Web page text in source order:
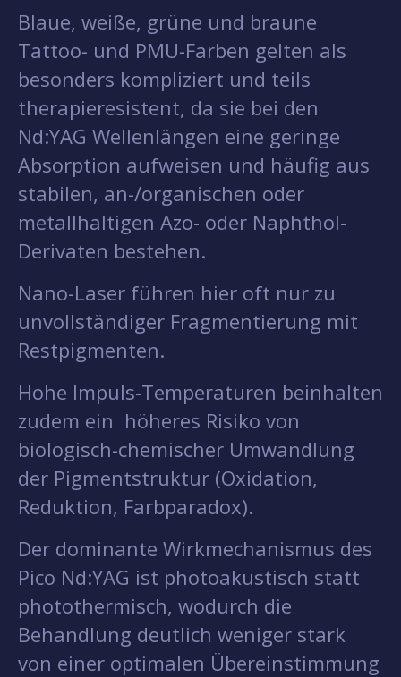
Blaue, weiße, grüne und braune
Tattoo- und PMU-Farben gelten als
besonders kompliziert und teils
therapieresistent, da sie bei den
Nd:YAG Wellenlängen eine geringe
Absorption aufweisen und häufig aus
stabilen, an-/organischen oder
metallhaltigen Azo- oder Naphthol-
Derivaten bestehen.
Nano-Laser führen hier oft nur zu
unvollständiger Fragmentierung mit
Restpigmenten.
Hohe Impuls-Temperaturen beinhalten
zudem ein höheres Risiko von
biologisch-chemischer Umwandlung
der Pigmentstruktur (Oxidation,
Reduktion, Farbparadox).
Der dominante Wirkmechanismus des
Pico Nd:YAG ist photoakustisch statt
photothermisch, wodurch die
Behandlung deutlich weniger stark
von einer optimalen Übereinstimmung